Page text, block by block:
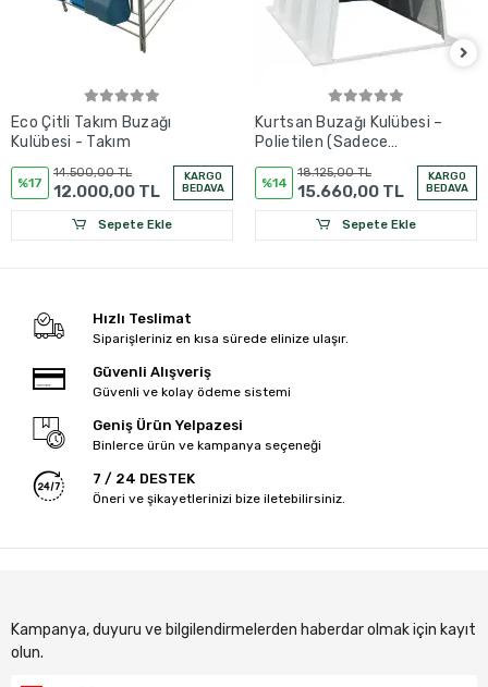
Eco Çitli Takım Buzağı
Kulübesi - Takım
%17
14.500,00 TL
12.000,00 TL
KARGO
BEDAVA
Sepete Ekle
Kurtsan Buzağı Kulübesi –
Polietilen (Sadece
%14
18.125,00 TL
15.660,00 TL
KARGO
BEDAVA
Sepete Ekle
Hızlı Teslimat
Siparişleriniz en kısa sürede elinize ulaşır.
Güvenli Alışveriş
Güvenli ve kolay ödeme sistemi
Geniş Ürün Yelpazesi
Binlerce ürün ve kampanya seçeneği
7 / 24 DESTEK
Öneri ve şikayetlerinizi bize iletebilirsiniz.
Kampanya, duyuru ve bilgilendirmelerden haberdar olmak için kayıt
olun.